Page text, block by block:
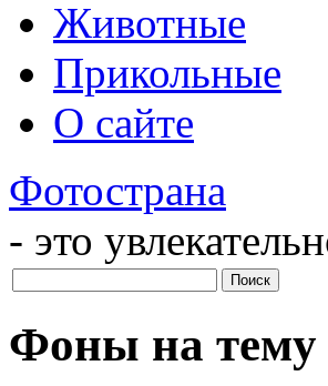
Животные
Прикольные
О сайте
Фотострана
- это
Фоны на тему